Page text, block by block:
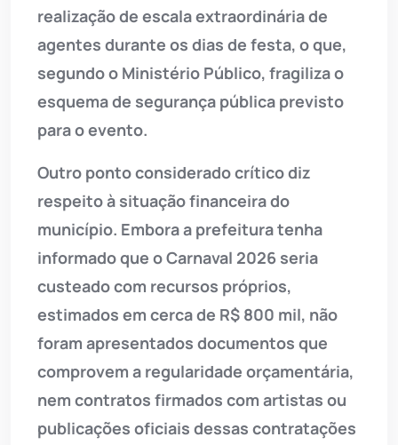
realização de escala extraordinária de
agentes durante os dias de festa, o que,
segundo o Ministério Público, fragiliza o
esquema de segurança pública previsto
para o evento.
Outro ponto considerado crítico diz
respeito à situação financeira do
município. Embora a prefeitura tenha
informado que o Carnaval 2026 seria
custeado com recursos próprios,
estimados em cerca de R$ 800 mil, não
foram apresentados documentos que
comprovem a regularidade orçamentária,
nem contratos firmados com artistas ou
publicações oficiais dessas contratações